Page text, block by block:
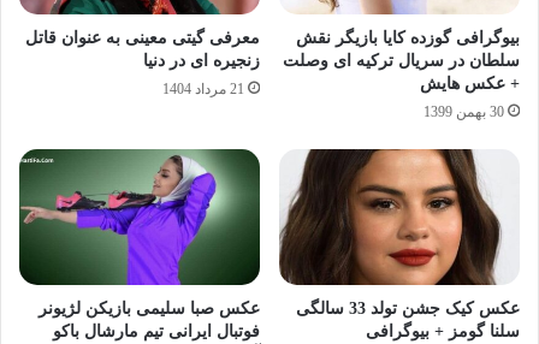
بیوگرافی گوزده کایا بازیگر نقش
سلطان در سریال ترکیه ای وصلت
+ عکس هایش
30 بهمن 1399
معرفی گیتی معینی به‌ عنوان قاتل
زنجیره‌ ای در دنیا
21 مرداد 1404
عکس کیک جشن تولد 33 سالگی
سلنا گومز + بیوگرافی
عکس صبا سلیمی بازیکن لژیونر
فوتبال ایرانی تیم مارشال باکو